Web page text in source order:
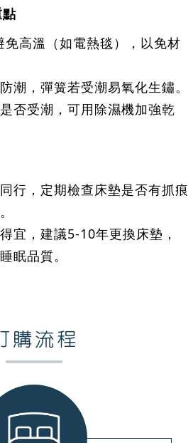
高溫（如電熱毯），以免材
潮，彈簧若受潮易氧化生鏽。
否受潮，可用除濕機加強乾
行，定期檢查床墊是否有抓痕
宜，建議5-10年更換床墊，
眠品質。
購流程